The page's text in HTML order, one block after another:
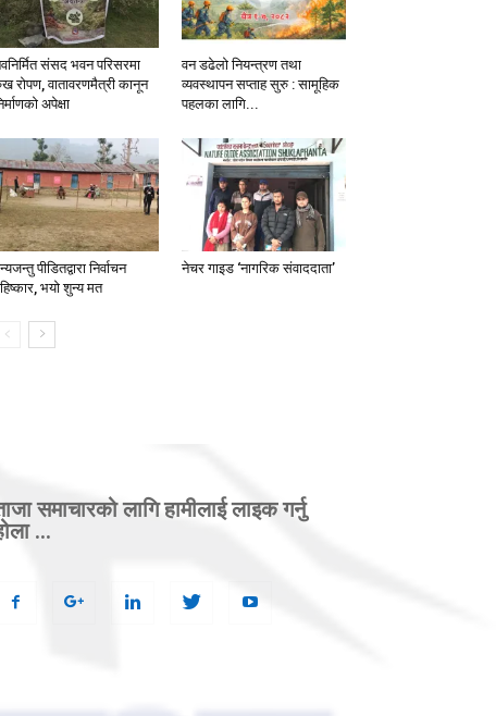
संसद भवन परिसरमा
रोपण, वातावरणमैत्री कानून
अपेक्षा
वन डढेलो नियन्त्रण तथा
व्यवस्थापन सप्ताह सुरु : सामूहिक
पहलका लागि...
पीडितद्वारा निर्वाचन
भयो शुन्य मत
नेचर गाइड ‘नागरिक संवाददाता’
समाचारको लागि हामीलाई लाइक गर्नु
...